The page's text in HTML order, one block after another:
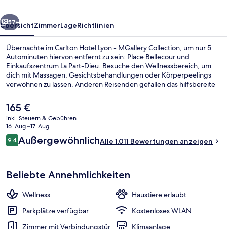
Weiter
57+
ÜbersichtZimmerLageRichtlinien
Übernachte im Carlton Hotel Lyon - MGallery Collection, um nur 5
Autominuten hiervon entfernt zu sein: Place Bellecour und
Einkaufszentrum La Part-Dieu. Besuche den Wellnessbereich, um
dich mit Massagen, Gesichtsbehandlungen oder Körperpeelings
verwöhnen zu lassen. Anderen Reisenden gefallen das hilfsbereite
Fußmarsch von den öffentlichen Verkehrsmitteln entfernt: Zur U-
Bahn läuft man 4 Minuten (Station Cordeliers) bzw. 6 Minuten
(Station Bellecour).
Der
aktuelle
Preis
beträgt
165 €.
165 €
inkl. Steuern & Gebühren
16. Aug.–17. Aug.
Bewertungen
9,49,4 von 10.
AußergewöhnlichAlle 1.011 Bewertungen anzeigen
Beliebte Annehmlichkeiten
Wellness
Haustiere erlaubt
Parkplätze verfügbar
Kostenloses WLAN
Zimmer mit Verbindungstür
Klimaanlage